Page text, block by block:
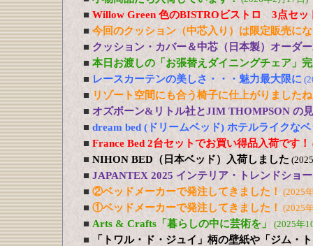
■ Willow Green 色のBISTROビストロ 3点セッ
■ 今回のクッション（中芯入り）は限定販売に
■ クッション・カバー＆中芯（日本製）オーダ
■ 本日お渡しの「お張替えダイニングチェア」
■ レースカーテンの美しさ・・・魅力最大限に
■ リゾート空間にも合う椅子に仕上がりましたね
■ オズボーン&リトル社とJIM THOMPSON の
■ dream bed (ドリームベッド) ホテルライクな
■ France Bed 2台セットでお買い得品入荷です！
■ NIHON BED（日本ベッド）入荷しました
■ JAPANTEX 2025 インテリア・トレンドショー
■ ②ベッドメーカーで発注してきました！ (2025
■ ①ベッドメーカーで発注してきました！ (2025
■ Arts & Crafts「暮らしの中に芸術を」 (2025年
■
「トワル・ド・ジュイ」柄の壁紙や「ジム・